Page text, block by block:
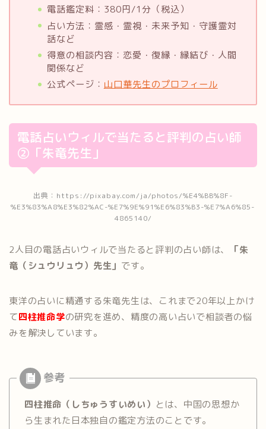
電話鑑定料：380円/1分（税込）
占い方法：霊感・霊視・未来予知・守護霊対
話など
得意の相談内容：恋愛・復縁・縁結び・人間
関係など
公式ページ： 山口華先生のプロフィール
電話占いウィルで当たると評判の占い師
②「朱竜先生」
出典：https://pixabay.com/ja/photos/%E4%BB%8F-
%E3%83%A8%E3%82%AC-%E7%9E%91%E6%83%B3-%E7%A6%85-
4865140/
2人目の電話占いウィルで当たると評判の占い師は、
「朱
竜（シュウリュウ）先生」 です。
東洋の占いに精通する朱竜先生は、これまで20年以上かけ
て四柱推命学の研究を進め、精度の高い占いで相談者の悩
みを解決しています。
四柱推命（しちゅうすいめい） とは、中国の思想か
ら生まれた日本独自の鑑定方法のことです。